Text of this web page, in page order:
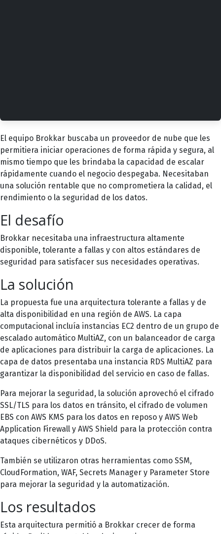
El equipo Brokkar buscaba un proveedor de nube que les
permitiera iniciar operaciones de forma rápida y segura, al
mismo tiempo que les brindaba la capacidad de escalar
rápidamente cuando el negocio despegaba. Necesitaban
una solución rentable que no comprometiera la calidad, el
rendimiento o la seguridad de los datos.
El desafío
Brokkar necesitaba una infraestructura altamente
disponible, tolerante a fallas y con altos estándares de
seguridad para satisfacer sus necesidades operativas.
La solución
La propuesta fue una arquitectura tolerante a fallas y de
alta disponibilidad en una región de AWS. La capa
computacional incluía instancias EC2 dentro de un grupo de
escalado automático MultiAZ, con un balanceador de carga
de aplicaciones para distribuir la carga de aplicaciones. La
capa de datos presentaba una instancia RDS MultiAZ para
garantizar la disponibilidad del servicio en caso de fallas.
Para mejorar la seguridad, la solución aprovechó el cifrado
SSL/TLS para los datos en tránsito, el cifrado de volumen
EBS con AWS KMS para los datos en reposo y AWS Web
Application Firewall y AWS Shield para la protección contra
ataques cibernéticos y DDoS.
También se utilizaron otras herramientas como SSM,
CloudFormation, WAF, Secrets Manager y Parameter Store
para mejorar la seguridad y la automatización.
Los resultados
Esta arquitectura permitió a Brokkar crecer de forma